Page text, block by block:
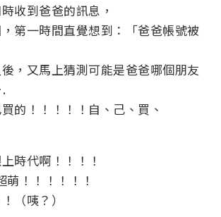
收到爸爸的訊息，
第一時間直覺想到：「爸爸帳號被
，又馬上猜測可能是爸爸哪個朋友
的！！！！！自、己、買、
時代啊！！！！
！！！！！！
（咦？）